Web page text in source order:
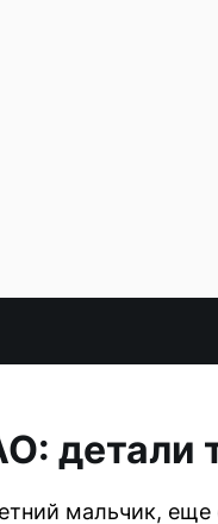
детали
мальчик, еще